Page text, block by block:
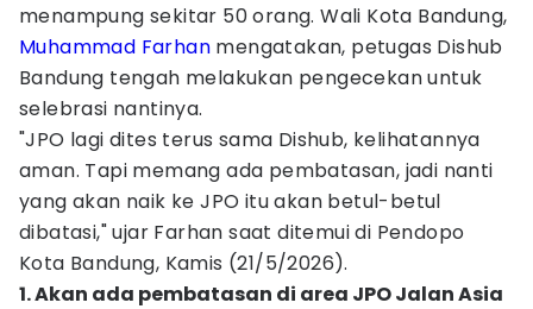
menampung sekitar 50 orang. Wali Kota Bandung,
Muhammad Farhan mengatakan, petugas Dishub
Bandung tengah melakukan pengecekan untuk
selebrasi nantinya.
"JPO lagi dites terus sama Dishub, kelihatannya
aman. Tapi memang ada pembatasan, jadi nanti
yang akan naik ke JPO itu akan betul-betul
dibatasi," ujar Farhan saat ditemui di Pendopo
Kota Bandung, Kamis (21/5/2026).
1. Akan ada pembatasan di area JPO Jalan Asia